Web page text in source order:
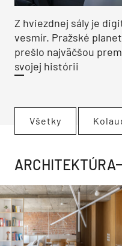
Z hviezdnej sály je
vesmír. Pražské
prešlo najväčšou
svojej histórii
Všetky
ARCHITEKTÚRA